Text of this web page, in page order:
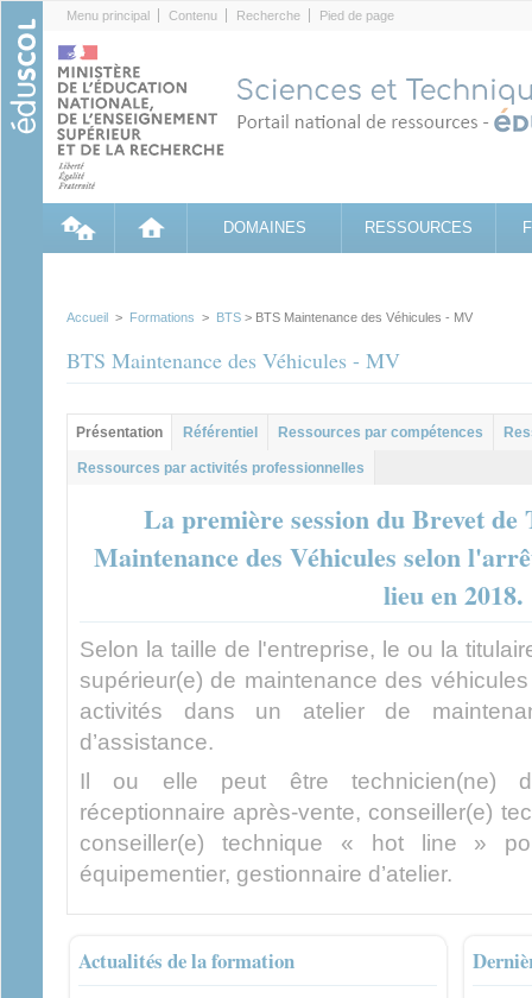
Menu principal Contenu Recherche Pied de page
DOMAINES RESSOURCES
Accueil > Formations > BTS > BTS Maintenance des Véhicules - MV
BTS Maintenance des Véhicules - MV
Groupe principal
Présentation
Référentiel Ressources par compétences
Ressources par activités professionnelles
La première session du Brevet de
Maintenance des Véhicules selon
lieu en 2018.
Selon la taille de l'entreprise, le ou la
supérieur(e) de maintenance des
activités dans un atelier de
d’assistance.
Il ou elle peut être technicien(ne)
réceptionnaire après-vente, conseiller(e)
conseiller(e) technique « hot line »
équipementier, gestionnaire d’atelier.
Actualités de la formation